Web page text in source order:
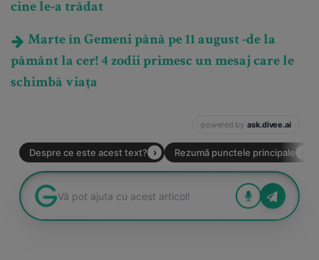
cine le-a trădat
Marte în Gemeni până pe 11 august -de la
pământ la cer! 4 zodii primesc un mesaj care le
schimbă viața